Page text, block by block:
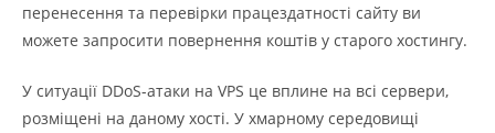
перенесення та перевірки працездатності сайту ви
можете запросити повернення коштів у старого хостингу.
У ситуації DDoS-атаки на VPS це вплине на всі сервери,
розміщені на даному хості. У хмарному середовищі